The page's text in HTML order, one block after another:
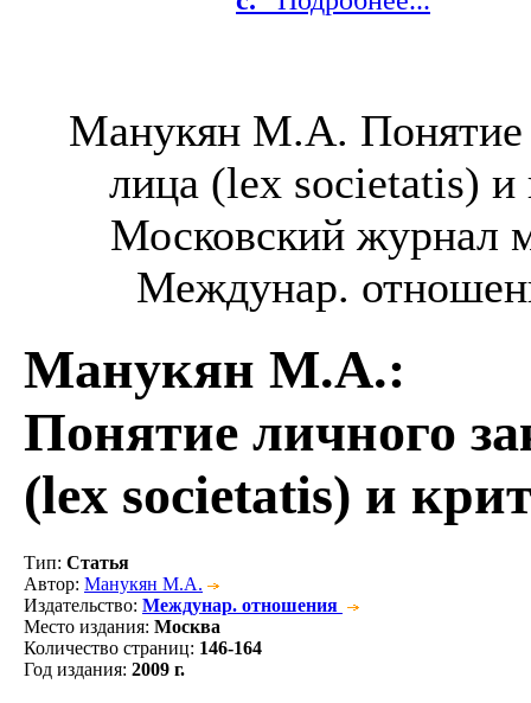
Манукян М.А. Понятие
лица (lex societatis) и
Московский журнал
Междунар.
Манукян М.А.:
Понятие личного
(lex societatis) и
Тип: Статья
Автор: Манукян М.А.
Издательство: Междунар. отношения
Место издания: Москва
Количество страниц: 146-164
Год издания: 2009 г.